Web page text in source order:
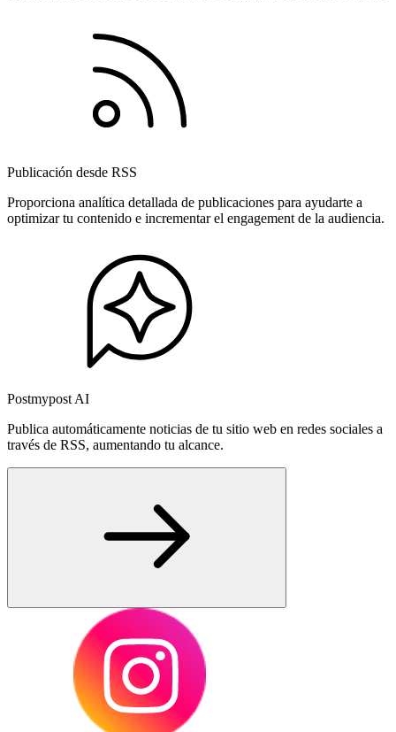
Publicación desde RSS
Proporciona analítica detallada de publicaciones para ayudarte a
optimizar tu contenido e incrementar el engagement de la audiencia.
Postmypost AI
Publica automáticamente noticias de tu sitio web en redes sociales a
través de RSS, aumentando tu alcance.